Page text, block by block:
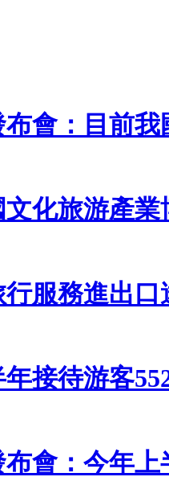
布會：目前
文化旅游產
服務進出口
接待游客
布會：今年